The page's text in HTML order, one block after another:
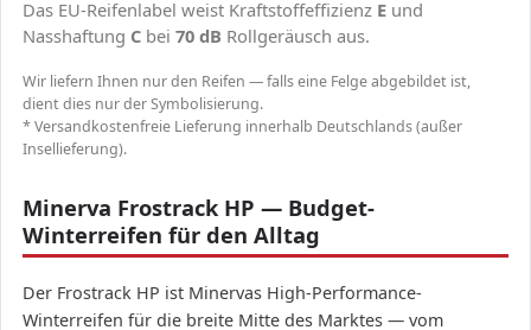
Das EU-Reifenlabel weist Kraftstoffeffizienz E und
Nasshaftung C bei 70 dB Rollgeräusch aus.
Wir liefern Ihnen nur den Reifen — falls eine Felge abgebildet ist,
dient dies nur der Symbolisierung.
* Versandkostenfreie Lieferung innerhalb Deutschlands (außer
Insellieferung).
Minerva Frostrack HP — Budget-
Winterreifen für den Alltag
Der Frostrack HP ist Minervas High-Performance-
Winterreifen für die breite Mitte des Marktes — vom